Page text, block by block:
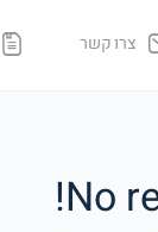
צרו קשר
No